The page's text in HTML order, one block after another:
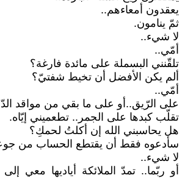
يعقدون أمعاءهم..
ثمّ ينامون.
لا شيء..
أمّي..
تلقّنني البسملة على مائدة فارغة؟
ألم يكن الأفضل أن تخيط شفتيّ؟
أمّي..
على الرّيق..أو على ما بقي من مواقد
تقلّب كبدها على الجمر.. تطعميني إيّاه.
هل يحاسبني الله إن أكلتُ لحمكِ؟
سأدعوه فقط أن يقتطع الحساب من
لا شيء..
أو ربّما.. تمدّ الملائكة أياديها معي